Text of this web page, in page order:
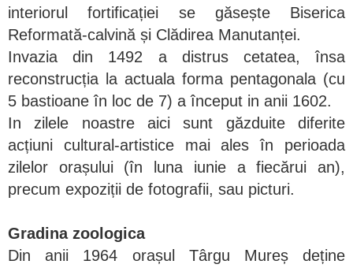
interiorul fortificației se găsește Biserica
Reformată-calvină și Clădirea Manutanței.
Invazia din 1492 a distrus cetatea, însa
reconstrucția la actuala forma pentagonala (cu
5 bastioane în loc de 7) a început in anii 1602.
In zilele noastre aici sunt găzduite diferite
acțiuni cultural-artistice mai ales în perioada
zilelor orașului (în luna iunie a fiecărui an),
precum expoziții de fotografii, sau picturi.
Gradina zoologica
Din anii 1964 orașul Târgu Mureș deține